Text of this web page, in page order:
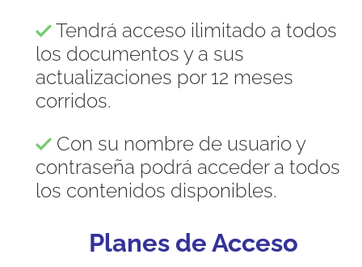
Tendrá acceso ilimitado a todos
los documentos y a sus
actualizaciones por 12 meses
corridos.
Con su nombre de usuario y
contraseña podrá acceder a todos
los contenidos disponibles.
Planes de Acceso